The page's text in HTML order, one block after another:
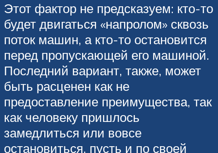
Этот фактор не предсказуем: кто-то
будет двигаться «напролом» сквозь
поток машин, а кто-то остановится
перед пропускающей его машиной.
Последний вариант, также, может
быть расценен как не
предоставление преимущества, так
как человеку пришлось
замедлиться или вовсе
остановиться, пусть и по своей